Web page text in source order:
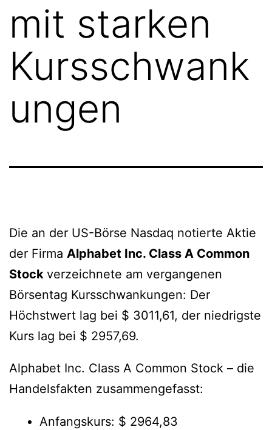
mit starken
Kursschwank
ungen
Die an der US-Börse Nasdaq notierte Aktie
der Firma Alphabet Inc. Class A Common
Stock verzeichnete am vergangenen
Börsentag Kursschwankungen: Der
Höchstwert lag bei $ 3011,61, der niedrigste
Kurs lag bei $ 2957,69.
Alphabet Inc. Class A Common Stock – die
Handelsfakten zusammengefasst:
Anfangskurs: $ 2964,83